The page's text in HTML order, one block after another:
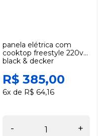
panela elétrica com
cooktop freestyle 220v
black & decker
R$ 385,00
6x de R$ 64,16
- +